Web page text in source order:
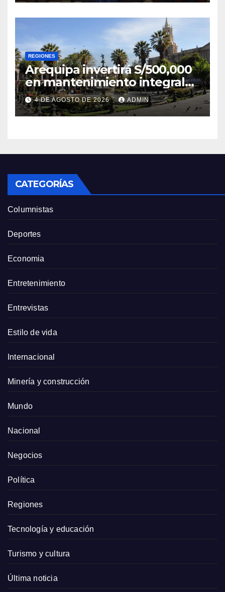
REGIONES
Arequipa invertirá S/500,000
en mantenimiento integral
de la Plaza de Armas
4 DE AGOSTO DE 2026 ADMIN
CATEGORÍAS
Columnistas
Deportes
Economia
Entretenimiento
Entrevistas
Estilo de vida
Internacional
Minería y construcción
Mundo
Nacional
Negocios
Política
Regiones
Tecnología y educación
Turismo y cultura
Última noticia